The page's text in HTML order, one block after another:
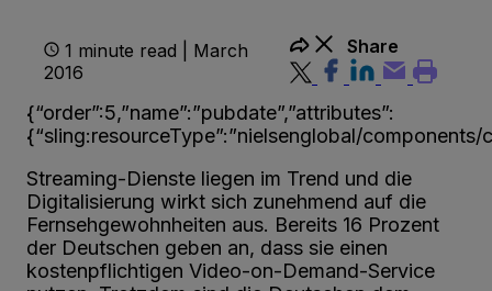
1 minute read | March
2016
Share
{“order”:5,”name”:”pubdate”,”attributes”:
{“sling:resourceType”:”nielsenglobal/
Streaming-Dienste liegen im Trend und die
Digitalisierung wirkt sich zunehmend auf die
Fernsehgewohnheiten aus. Bereits 16 Prozent
der Deutschen geben an, dass sie einen
kostenpflichtigen Video-on-Demand-Service